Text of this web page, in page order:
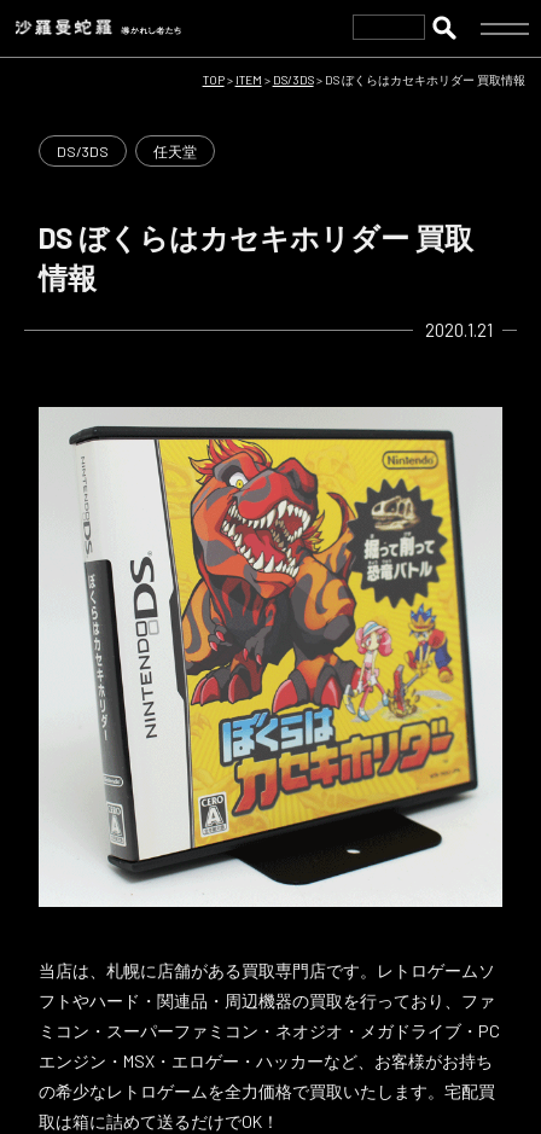
TOP> ITEM > DS/3DS> DS ぼくらはカセキホリダー 買取情報
DS/3DS 任天堂
DS ぼくらはカセキホリダー 買取
情報
2020.1.21
当店は、札幌に店舗がある買取専門店です。レトロゲームソ
フトやハード・関連品・周辺機器の買取を行っており、ファ
ミコン・スーパーファミコン・ネオジオ・メガドライブ・PC
エンジン・MSX・エロゲー・ハッカーなど、お客様がお持ち
の希少なレトロゲームを全力価格で買取いたします。宅配買
取は箱に詰めて送るだけでOK！